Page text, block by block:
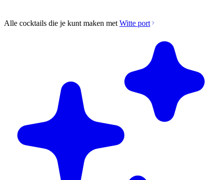
Alle cocktails die je kunt maken met Witte port